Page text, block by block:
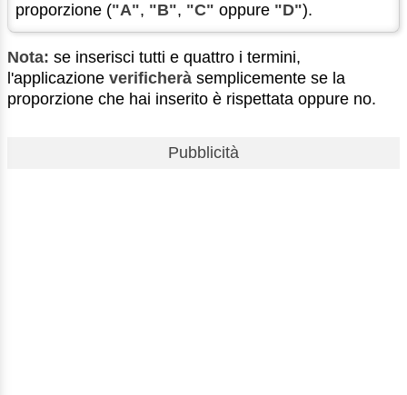
proporzione ("A", "B", "C" oppure "D").
Nota: se inserisci tutti e quattro i termini,
l'applicazione verificherà semplicemente se la
proporzione che hai inserito è rispettata oppure no.
Pubblicità